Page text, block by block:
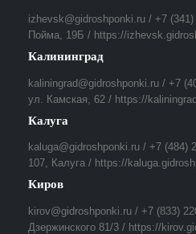
izhevsk@gidroshponki.ru / +7
Пойма, 19Б / https://
Калининград
kaliningrad@gidroshponki.ru / +7
ул. Камская, 62 / https://
Калуга
kaluga@gidroshponki.ru / +7 (484)
107, Калуга / https://
Киров
kirov@gidroshponki.ru / +7 (833)
Дзержинского 81/3 / https://